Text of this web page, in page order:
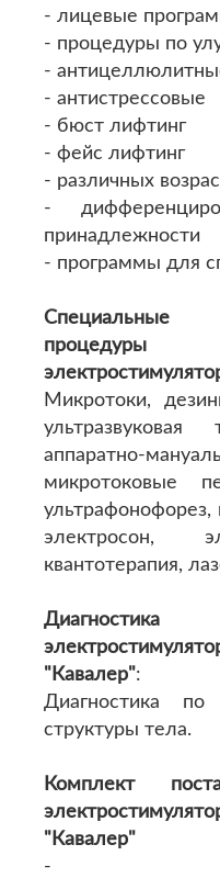
- лицевые
- процедуры по
-
- антистрессовые
- бюст лифтинг
- фейс лифтинг
- различных
-
принадлежности
- программы для
Специальные
Микротоки,
ультразвуковая
аппаратно-
микротоковые
ультрафонофорез,
электросон,
квантотерапия,
"Кавалер":
Диагностика по
структуры тела.
Комплект
"Кавалер"
-